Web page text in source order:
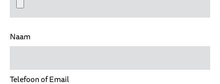
Naam
Telefoon of Email